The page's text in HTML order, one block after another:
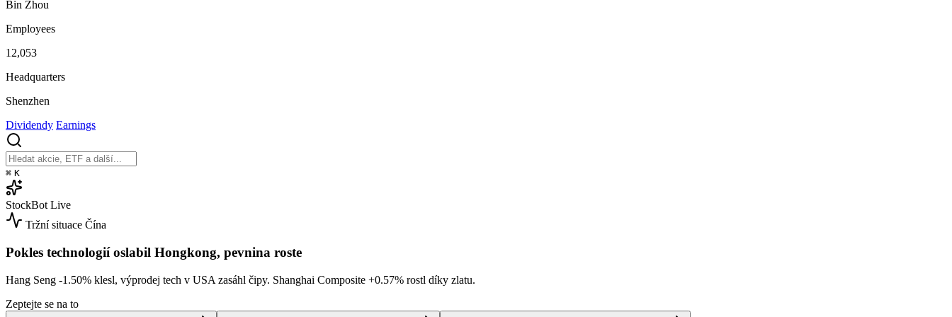
Bin Zhou
Employees
12,053
Headquarters
Shenzhen
Dividendy Earnings
⌘ K
StockBot Live
Tržní situace Čína
Pokles technologií oslabil Hongkong, pevnina roste
Hang Seng -1.50% klesl, výprodej tech v USA zasáhl čipy. Shanghai Composite +0.57% rostl díky zlatu.
Zeptejte se na to